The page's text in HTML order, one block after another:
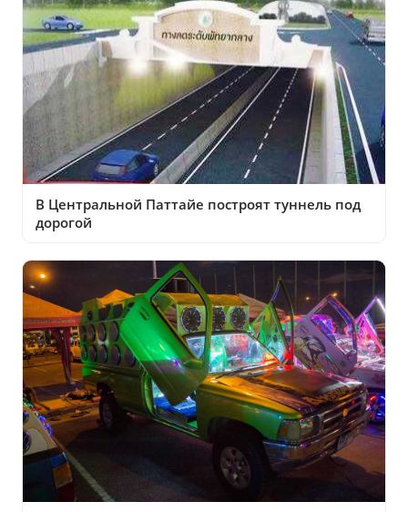
В Центральной Паттайе построят туннель под
дорогой